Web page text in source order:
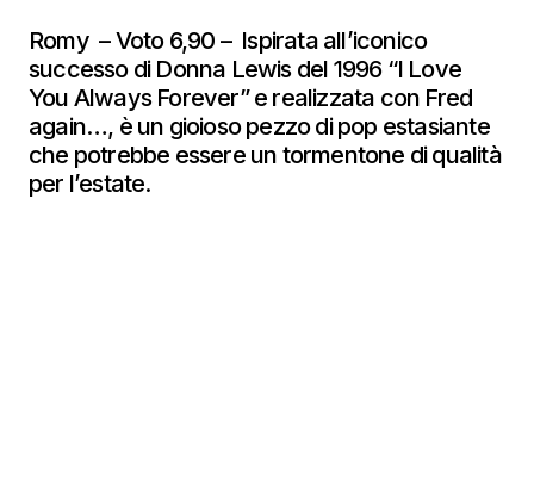
Romy – Voto 6,90 – Ispirata all’iconico
successo di Donna Lewis del 1996 “I Love
You Always Forever” e realizzata con Fred
again…, è un gioioso pezzo di pop estasiante
che potrebbe essere un tormentone di qualità
per l’estate.